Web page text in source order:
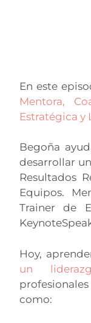
En este
Mentora,
Estratégica y
Begoña
desarrollar
Resultados
Equipos.
Trainer de
Hoy,
un
como: